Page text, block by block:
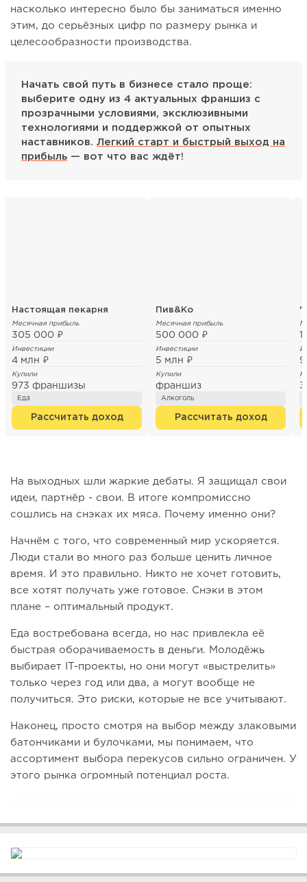
насколько интересно было бы заниматься именно
этим, до серьёзных цифр по размеру рынка и
целесообразности производства.
Начать свой путь в бизнесе стало проще:
выберите одну из 4 актуальных франшиз с
прозрачными условиями, эксклюзивными
технологиями и поддержкой от опытных
наставников. Легкий старт и быстрый выход на
прибыль — вот что вас ждёт!
Настоящая пекарня
Месячная прибыль
305 000 ₽
Инвестиции
4 млн ₽
Купили
973 франшизы
Еда
Рассчитать доход
Пив&Ко
Месячная прибыль
500 000 ₽
Инвестиции
5 млн ₽
Купили
франшиз
Алкоголь
Рассчитать доход
На выходных шли жаркие дебаты. Я защищал свои
идеи, партнёр - свои. В итоге компромиссно
сошлись на снэках их мяса. Почему именно они?
Начнём с того, что современный мир ускоряется.
Люди стали во много раз больше ценить личное
время. И это правильно. Никто не хочет готовить,
все хотят получать уже готовое. Снэки в этом
плане – оптимальный продукт.
Еда востребована всегда, но нас привлекла её
быстрая оборачиваемость в деньги. Молодёжь
выбирает IT-проекты, но они могут «выстрелить»
только через год или два, а могут вообще не
получиться. Это риски, которые не все учитывают.
Наконец, просто смотря на выбор между злаковыми
батончиками и булочками, мы понимаем, что
ассортимент выбора перекусов сильно ограничен. У
этого рынка огромный потенциал роста.